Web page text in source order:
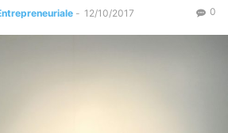
- 12/10/2017 0